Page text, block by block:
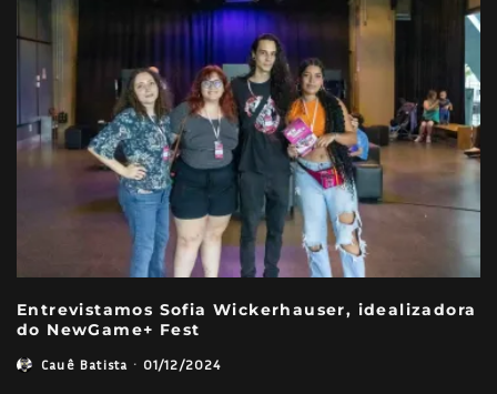
Entrevistamos Sofia Wickerhauser, idealizadora
do NewGame+ Fest
Cauê Batista · 01/12/2024